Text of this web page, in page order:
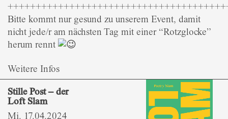
Bitte kommt nur gesund zu unserem Event, damit
nicht jede/r am nächsten Tag mit einer “Rotzglocke”
herum rennt
Weitere Infos
Stille Post – der
Loft Slam
Mi. 17.04.2024